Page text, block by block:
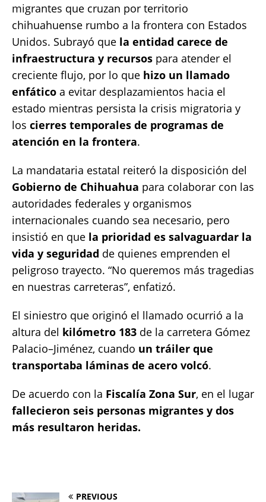
migrantes que cruzan por territorio
chihuahuense rumbo a la frontera con Estados
Unidos. Subrayó que la entidad carece de
infraestructura y recursos para atender el
creciente flujo, por lo que hizo un llamado
enfático a evitar desplazamientos hacia el
estado mientras persista la crisis migratoria y
los cierres temporales de programas de
atención en la frontera.
La mandataria estatal reiteró la disposición del
Gobierno de Chihuahua para colaborar con las
autoridades federales y organismos
internacionales cuando sea necesario, pero
insistió en que la prioridad es salvaguardar la
vida y seguridad de quienes emprenden el
peligroso trayecto. “No queremos más tragedias
en nuestras carreteras”, enfatizó.
El siniestro que originó el llamado ocurrió a la
altura del kilómetro 183 de la carretera Gómez
Palacio–Jiménez, cuando un tráiler que
transportaba láminas de acero volcó.
De acuerdo con la Fiscalía Zona Sur, en el lugar
fallecieron seis personas migrantes y dos
más resultaron heridas.
PREVIOUS